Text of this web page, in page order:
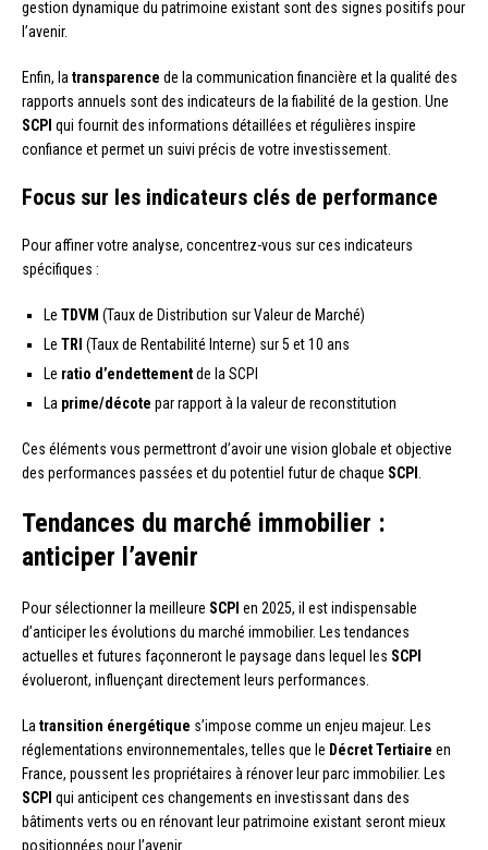
gestion dynamique du patrimoine existant sont des signes positifs pour
l’avenir.
Enfin, la transparence de la communication financière et la qualité des
rapports annuels sont des indicateurs de la fiabilité de la gestion. Une
SCPI qui fournit des informations détaillées et régulières inspire
confiance et permet un suivi précis de votre investissement.
Focus sur les indicateurs clés de performance
Pour affiner votre analyse, concentrez-vous sur ces indicateurs
spécifiques :
Le TDVM (Taux de Distribution sur Valeur de Marché)
Le TRI (Taux de Rentabilité Interne) sur 5 et 10 ans
Le ratio d’endettementde la SCPI
La prime/décote par rapport à la valeur de reconstitution
Ces éléments vous permettront d’avoir une vision globale et objective
des performances passées et du potentiel futur de chaque SCPI
Tendances du marché immobilier :
anticiper l’avenir
Pour sélectionner la meilleure SCPI en 2025, il est indispensable
d’anticiper les évolutions du marché immobilier. Les tendances
actuelles et futures façonneront le paysage dans lequel les SCPI
évolueront, influençant directement leurs performances.
La transition énergétique s’impose comme un enjeu majeur. Les
réglementations environnementales, telles que le Décret Tertiaire en
France, poussent les propriétaires à rénover leur parc immobilier. Les
SCPI qui anticipent ces changements en investissant dans des
bâtiments verts ou en rénovant leur patrimoine existant seront mieux
positionnées pour l’avenir.